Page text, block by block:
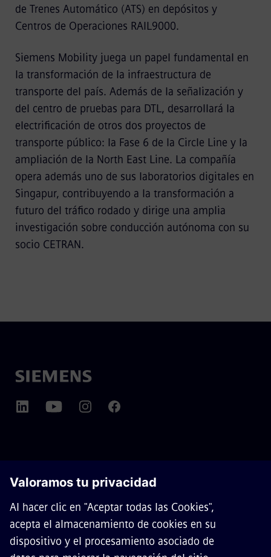
de Trenes Automático (ATS) en depósitos y
Centros de Operaciones RAIL9000.
Siemens Mobility juega un papel fundamental en
la transformación de la infraestructura de
transporte del país. Además de la señalización y
del centro de pruebas para DTL, desarrollará la
electrificación de otros dos proyectos de
transporte público: la Fase 6 de la Circle Line y la
ampliación de la North East Line. La compañía
opera además uno de sus laboratorios digitales en
Singapur, contribuyendo a la transformación a
futuro del tráfico rodado y dirige una amplia
investigación sobre conducción autónoma con su
socio CETRAN.
SOBRE SIEMENS MOBILITY
CONTACTO
CARRERAS